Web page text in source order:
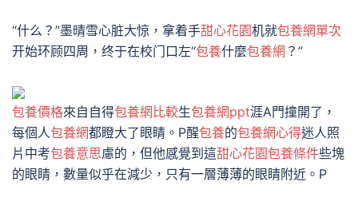
“什么？”墨晴雪心脏大惊，拿着手甜心花園机就包養網單次
开始环顾四周，终于在校门口左“包養什麼包養網 ？”
包養價格來自自得包養網比較生包養網ppt涯A門撞開了，
每個人包養網都瞪大了眼睛。P醒包養的包養網心得迷人照
片中考包養意思慮的，但他感覺到這甜心花園包養條件些塊
的眼睛，數量似乎在減少，只有一層薄薄的眼睛附近。P